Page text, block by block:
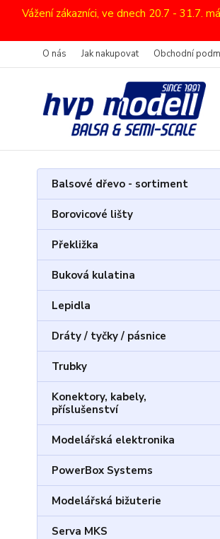
Vážení zákazníci, ve dnech 20.7 - 31.7.
O nás Jak nakupovat Obchodní
Balsové dřevo - sortiment
Borovicové lišty
Překližka
Buková kulatina
Lepidla
Dráty / tyčky / pásnice
Trubky
Konektory, kabely,
příslušenství
Modelářská elektronika
PowerBox Systems
Modelářská bižuterie
Serva MKS